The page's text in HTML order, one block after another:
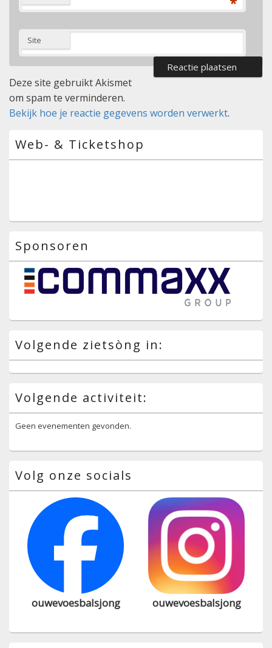
Site
Deze site gebruikt Akismet
om spam te verminderen.
Bekijk hoe je reactie gegevens worden verwerkt.
zijbalk
widget
Web- & Ticketshop
Sponsoren
Volgende zietsòng in:
Volgende activiteit:
Geen evenementen gevonden.
Volg onze socials
ouwevoesbalsjong ouwevoesbalsjong